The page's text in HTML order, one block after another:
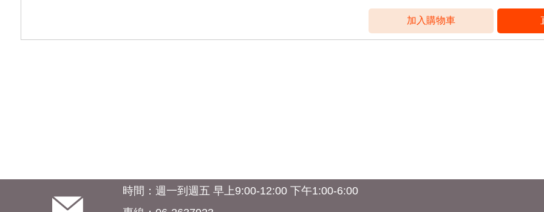
時間：週一到週五 早上9:00-12:00 下午1:00-6:00